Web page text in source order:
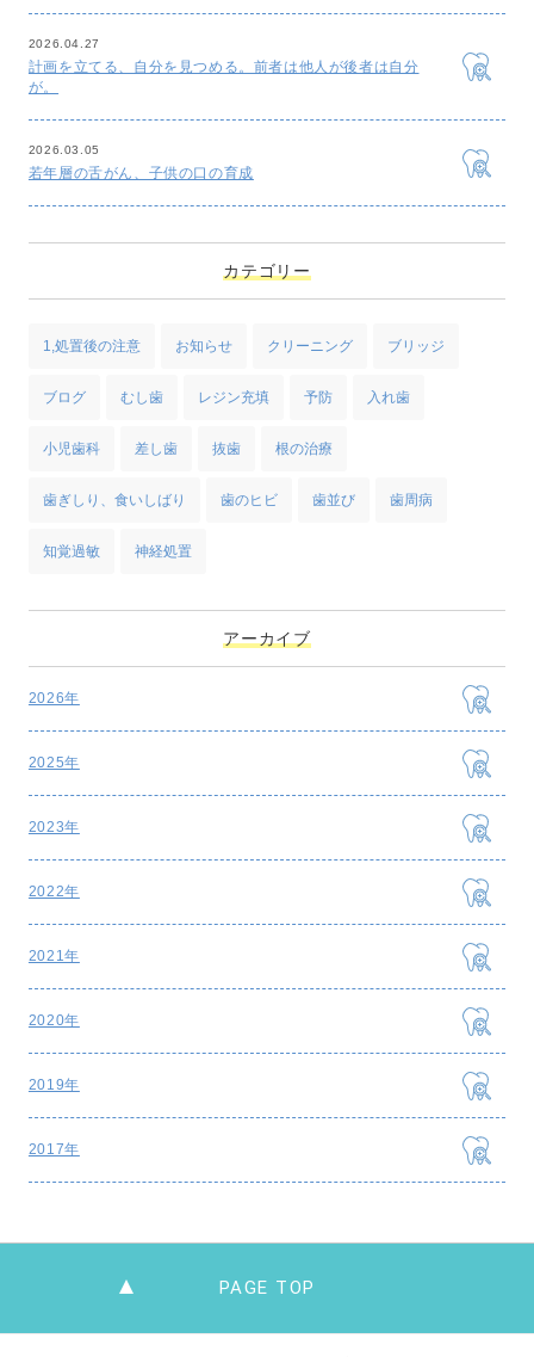
2026.04.27
計画を立てる、自分を見つめる。前者は他人が後者は自分
が。
2026.03.05
若年層の舌がん、子供の口の育成
カテゴリー
1,処置後の注意 お知らせ クリーニング ブリッジ
ブログ むし歯 レジン充填 予防 入れ歯
小児歯科 差し歯 抜歯 根の治療
歯ぎしり、食いしばり 歯のヒビ 歯並び 歯周病
知覚過敏 神経処置
アーカイブ
2026年
2025年
2023年
2022年
2021年
2020年
2019年
2017年
PAGE TOP